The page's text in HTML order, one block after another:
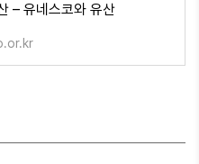
– 유네스코와 유산